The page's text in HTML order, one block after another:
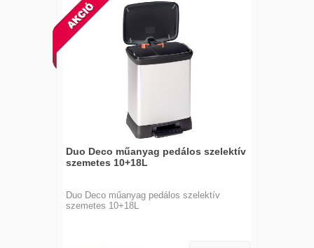
Duo Deco műanyag pedálos szelektív
szemetes 10+18L
Duo Deco műanyag pedálos szelektív
szemetes 10+18L